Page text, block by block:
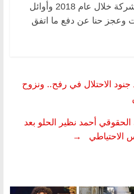
دعيبس. لم تحقق الشركة خلال عام 2018 وأوائل
إيرادات وعجز حنا عن دفع ما اتفق
الاحتلال في رفح.. ونزوح
أحمد نظير الحلو بعد
الاحتياطي
→